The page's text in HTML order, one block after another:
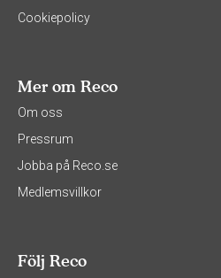
Cookiepolicy
Mer om Reco
Om oss
Pressrum
Jobba på Reco.se
Medlemsvillkor
Följ Reco